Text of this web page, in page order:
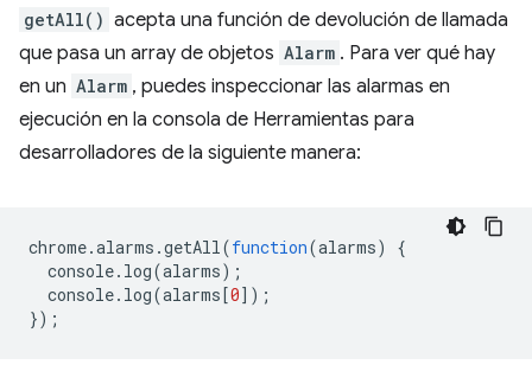
getAll() acepta una función de devolución de llamada
que pasa un array de objetos Alarm . Para ver qué hay
en un Alarm , puedes inspeccionar las alarmas en
ejecución en la consola de Herramientas para
desarrolladores de la siguiente manera:
chrome.alarms .getAll (function(alarms)
{
console. log(alarms);
console. log(alarms[0]);
});